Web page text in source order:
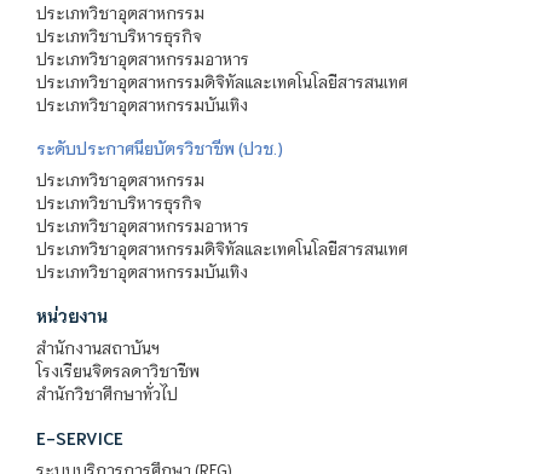
ประเภทวิชาอุตสาหกรรม
ประเภทวิชาบริหารธุรกิจ
ประเภทวิชาอุตสาหกรรมอาหาร
ประเภทวิชาอุตสาหกรรมดิจิทัลและเทคโนโลยีสารสนเทศ
ประเภทวิชาอุตสาหกรรมบันเทิง
ระดับประกาศนียบัตรวิชาชีพ (ปวช.)
ประเภทวิชาอุตสาหกรรม
ประเภทวิชาบริหารธุรกิจ
ประเภทวิชาอุตสาหกรรมอาหาร
ประเภทวิชาอุตสาหกรรมดิจิทัลและเทคโนโลยีสารสนเทศ
ประเภทวิชาอุตสาหกรรมบันเทิง
หน่วยงาน
สำนักงานสถาบันฯ
โรงเรียนจิตรลดาวิชาชีพ
สำนักวิชาศึกษาทั่วไป
E-SERVICE
ระบบบริการการศึกษา (REG)